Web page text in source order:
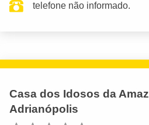
telefone não informado.
Casa dos Idosos da
Adrianópolis